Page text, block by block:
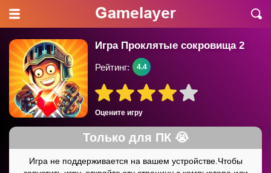
Игра Проклятые сокровища 2
Оцените игру
Рейтинг: 4.4